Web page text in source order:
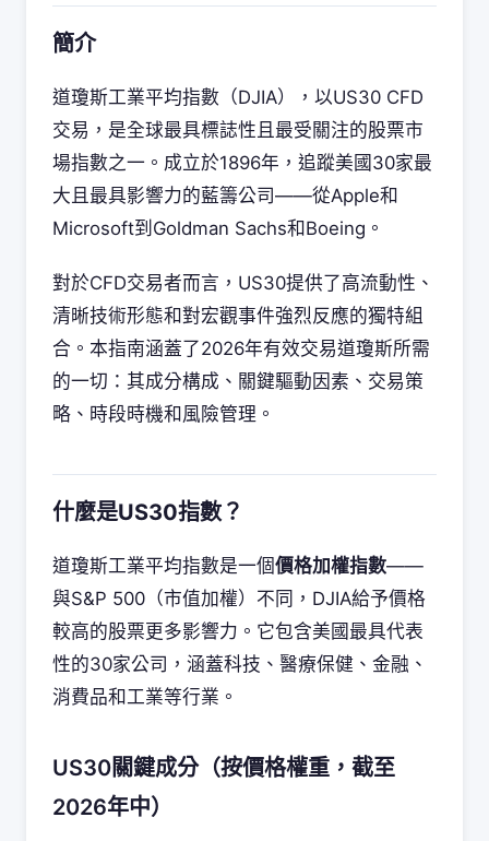
簡介
道瓊斯工業平均指數（DJIA），以US30 CFD
交易，是全球最具標誌性且最受關注的股票市
場指數之一。成立於1896年，追蹤美國30家最
大且最具影響力的藍籌公司——從Apple和
Microsoft到Goldman Sachs和Boeing。
對於CFD交易者而言，US30提供了高流動性、
清晰技術形態和對宏觀事件強烈反應的獨特組
合。本指南涵蓋了2026年有效交易道瓊斯所需
的一切：其成分構成、關鍵驅動因素、交易策
略、時段時機和風險管理。
什麼是US30指數？
道瓊斯工業平均指數是一個價格加權指數——
與S&P 500（市值加權）不同，DJIA給予價格
較高的股票更多影響力。它包含美國最具代表
性的30家公司，涵蓋科技、醫療保健、金融、
消費品和工業等行業。
US30關鍵成分（按價格權重，截至
2026年中）